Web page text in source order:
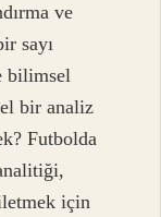
ve
sayı
bilimsel
bir analiz
Futbolda
için